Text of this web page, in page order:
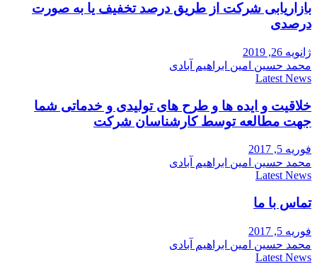
بازاریابی شرکت از طریق درصد تخفیف یا به صورت
درصدی
ژانویه 26, 2019
محمد حسین امین ابراهیم آبادی
Latest News
خلاقیت و ایده ها و طرح های تولیدی و خدماتی شما
جهت مطالعه توسط کارشناسان شرکت
فوریه 5, 2017
محمد حسین امین ابراهیم آبادی
Latest News
تماس با ما
فوریه 5, 2017
محمد حسین امین ابراهیم آبادی
Latest News